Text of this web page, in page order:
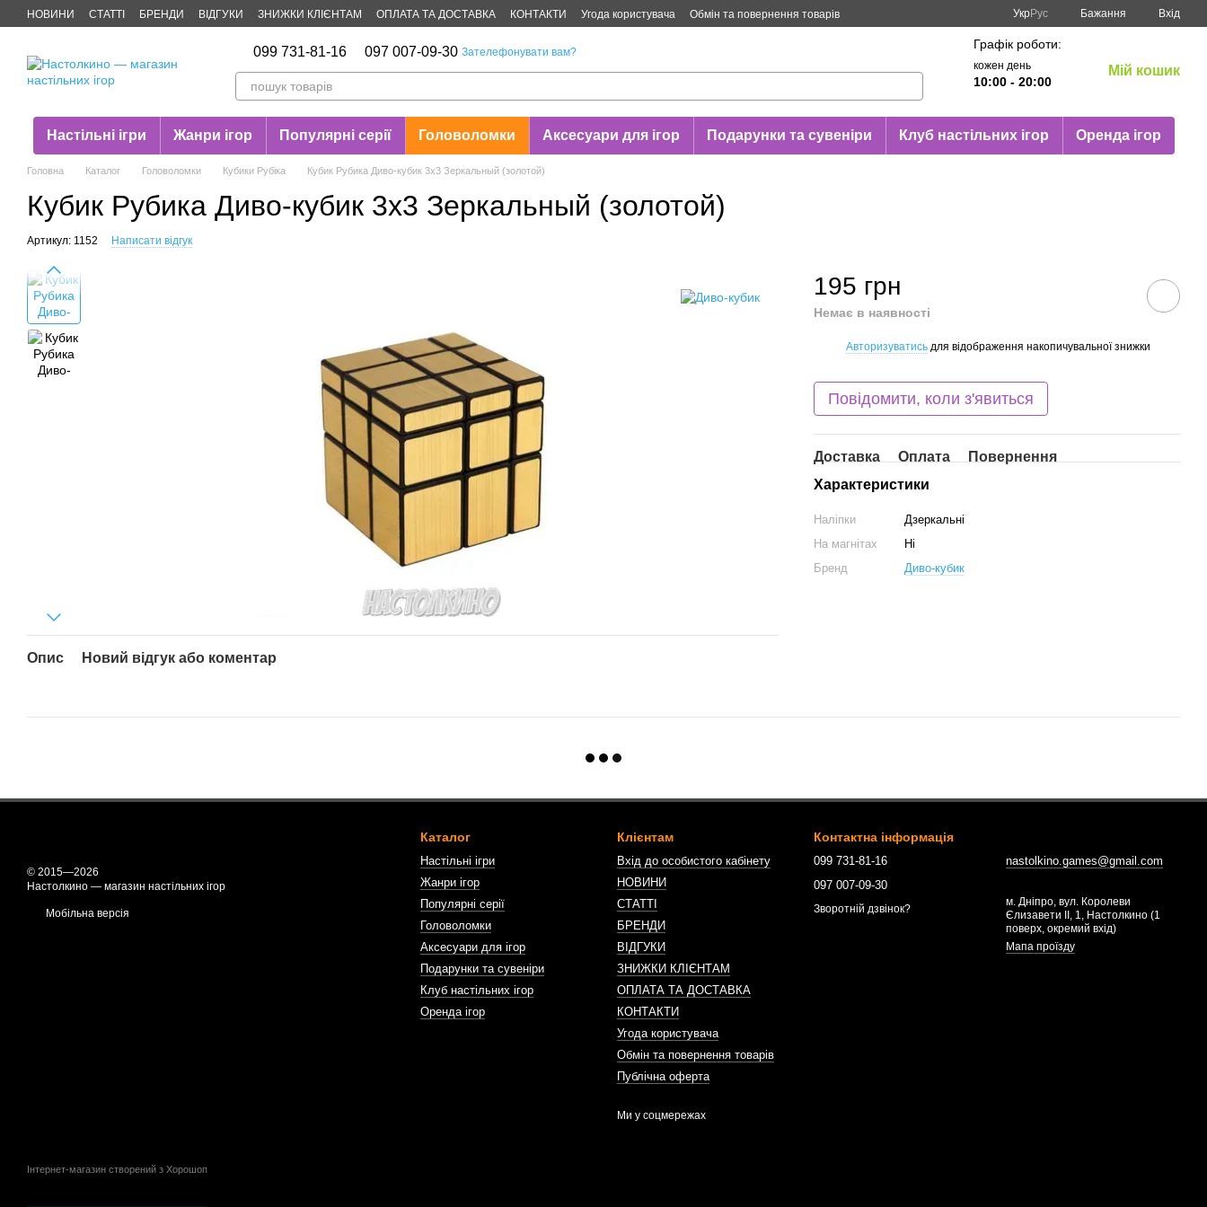
Перейти до основного контенту
НОВИНИ СТАТТІ БРЕНДИ ВІДГУКИ ЗНИЖКИ КЛІЄНТАМ ОПЛАТА ТА ДОСТАВКА КОНТАКТИ Угода користувача
Обмін та повернення товарів
УкрРус Бажання Вхід
099 731-81-16 097 007-09-30 Зателефонувати вам?
Графік роботи:
кожен день
10:00 - 20:00
Мій кошик
Настільні ігри Жанри ігор Популярні серії Головоломки Аксесуари для ігор Подарунки та сувеніри Клуб настільних ігор Оренда ігор
Головна Каталог Головоломки Кубики Рубіка Кубик Рубика Диво-кубик 3х3 Зеркальный (золотой)
Кубик Рубика Диво-кубик 3х3 Зеркальный (золотой)
Артикул: 1152 Написати відгук
Опис Новий відгук або коментар
195 грн
Немає в наявності
Авторизуватись для відображення накопичувальної знижки
Повідомити, коли з'явиться
Доставка Оплата
Повернення
Характеристики
Наліпки
Дзеркальні
На магнітах
Ні
Бренд
Диво-кубик
© 2015—2026
Настолкино — магазин настільних ігор
Мобільна версія
Інтернет-магазин створений з Хорошоп
Каталог
Настільні ігри
Жанри ігор
Популярні серії
Головоломки
Аксесуари для ігор
Подарунки та сувеніри
Клуб настільних ігор
Оренда ігор
Клієнтам
Вхід до особистого кабінету
НОВИНИ
СТАТТІ
БРЕНДИ
ВІДГУКИ
ЗНИЖКИ КЛІЄНТАМ
ОПЛАТА ТА ДОСТАВКА
КОНТАКТИ
Угода користувача
Обмін та повернення товарів
Публічна оферта
Ми у соцмережах
Контактна інформація
099 731-81-16
097 007-09-30
Зворотній дзвінок?
nastolkino.games@gmail.com
м. Дніпро, вул. Королеви
Єлизавети ІІ, 1, Настолкино (1
поверх, окремий вхід)
Мапа проїзду